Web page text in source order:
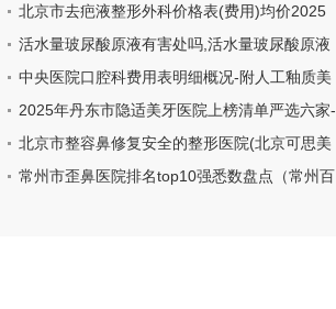
市植眉整形医生
北京市去疤液整形外科价格表(费用)均价2025
一览-北京市去疤液具体费用是多少钱
活水量玻尿酸原液有害处吗,活水量玻尿酸原液
术的坏处
中央医院口腔科费用表明细概况-附人工釉质美
牙案例
2025年丹东市隐适美牙医院上榜清单严选六家-
丹东市隐适美牙口腔医院
北京市整容鼻修复安全的整形医院(北京可思美
医疗美容机构技术点评_附价格一览表)
常州市歪鼻医院排名top10强悉数盘点（常州百